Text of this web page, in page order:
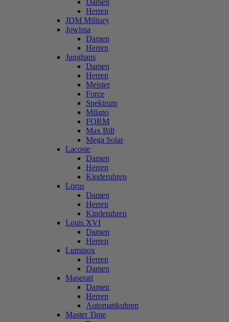
Damen
Herren
JDM Military
Jowissa
Damen
Herren
Junghans
Damen
Herren
Meister
Force
Spektrum
Milano
FORM
Max Bill
Mega Solar
Lacoste
Damen
Herren
Kinderuhren
Lorus
Damen
Herren
Kinderuhren
Louis XVI
Damen
Herren
Luminox
Herren
Damen
Maserati
Damen
Herren
Automatikuhren
Master Time